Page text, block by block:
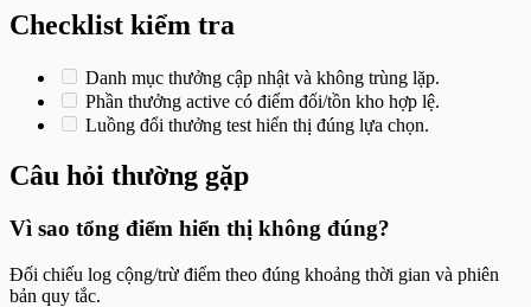
Checklist kiểm tra
Danh mục thưởng cập nhật và không trùng lặp.
Phần thưởng active có điểm đổi/tồn kho hợp lệ.
Luồng đổi thưởng test hiển thị đúng lựa chọn.
Câu hỏi thường gặp
Vì sao tổng điểm hiển thị không đúng?
Đối chiếu log cộng/trừ điểm theo đúng khoảng thời gian và phiên
bản quy tắc.